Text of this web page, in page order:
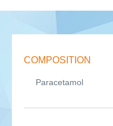
COMPOSITION
Paracetamol